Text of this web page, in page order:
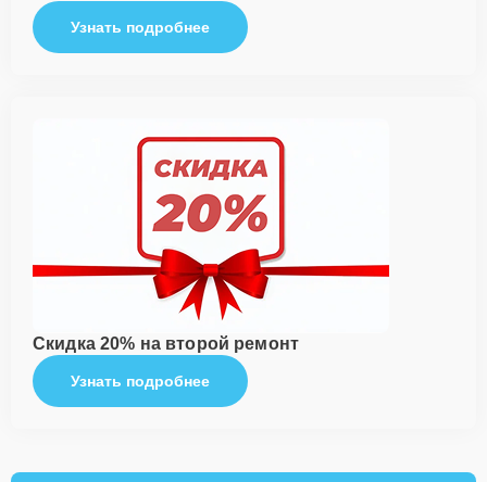
Узнать подробнее
Скидка 20% на второй ремонт
Узнать подробнее